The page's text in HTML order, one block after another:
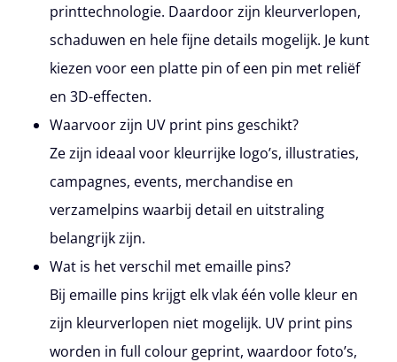
printtechnologie. Daardoor zijn kleurverlopen,
schaduwen en hele fijne details mogelijk. Je kunt
kiezen voor een platte pin of een pin met reliëf
en 3D-effecten.
Waarvoor zijn UV print pins geschikt?
Ze zijn ideaal voor kleurrijke logo’s, illustraties,
campagnes, events, merchandise en
verzamelpins waarbij detail en uitstraling
belangrijk zijn.
Wat is het verschil met emaille pins?
Bij emaille pins krijgt elk vlak één volle kleur en
zijn kleurverlopen niet mogelijk. UV print pins
worden in full colour geprint, waardoor foto’s,